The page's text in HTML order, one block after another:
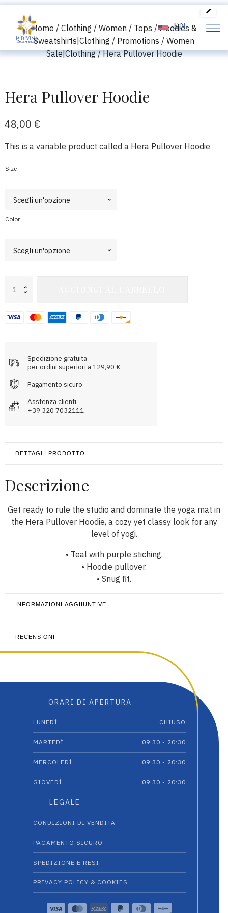
EN
Home / Clothing / Women / Tops /Hoodies &
Sweatshirts|Clothing / Promotions / Women
Sale|Clothing/ Hera Pullover Hoodie
Hera Pullover Hoodie
48,00 €
This is a variable product called a Hera Pullover Hoodie
Size
Color
Pullover
Spedizione gratuita
per ordini superiori a 129,90 €
Pagamento sicuro
Asstenza clienti
+39 320 7032111
DETTAGLI PRODOTTO
Descrizione
Get ready to rule the studio and dominate the yoga mat in
the Hera Pullover Hoodie, a cozy yet classy look for any
level of yogi.
• Teal with purple stiching.
• Hoodie pullover.
• Snug fit.
INFORMAZIONI AGGIIUNTIVE
RECENSIONI
ORARI DI APERTURA
LUNEDÌ CHIUSO
MARTEDÌ 09:30 - 20:30
MERCOLEDÌ 09:30 - 20:30
GIOVEDÌ 09:30 - 20:30
LEGALE
CONDIZIONI DI VENDITA
PAGAMENTO SICURO
SPEDIZIONE E RESI
PRIVACY POLICY & COOKIES